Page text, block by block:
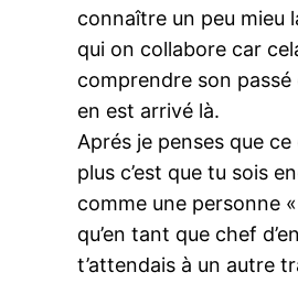
connaître un peu mieu
qui on collabore car
comprendre son
en est arrivé là.
Aprés je penses que
plus c’est que tu sois
comme une personne
qu’en tant que chef
t’attendais à un autre